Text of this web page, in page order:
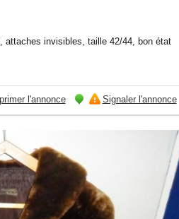
attaches invisibles, taille 42/44, bon état
l'annonce Signaler l'annonce